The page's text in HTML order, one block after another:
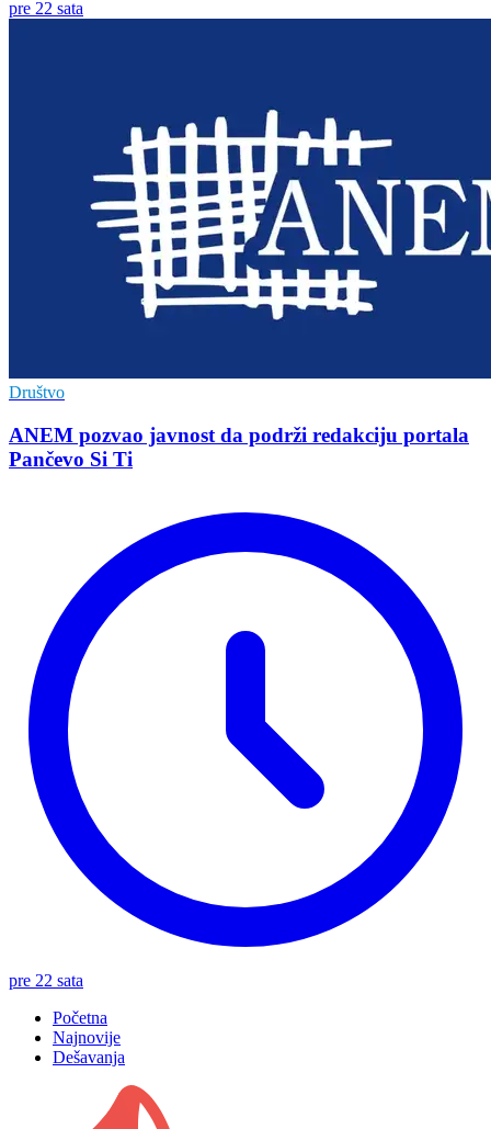
pre 22 sata
Društvo
ANEM pozvao javnost da podrži redakciju portala
Pančevo Si Ti
pre 22 sata
Početna
Najnovije
Dešavanja